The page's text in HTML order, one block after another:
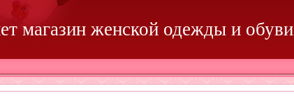
магазин женской одежды и обуви